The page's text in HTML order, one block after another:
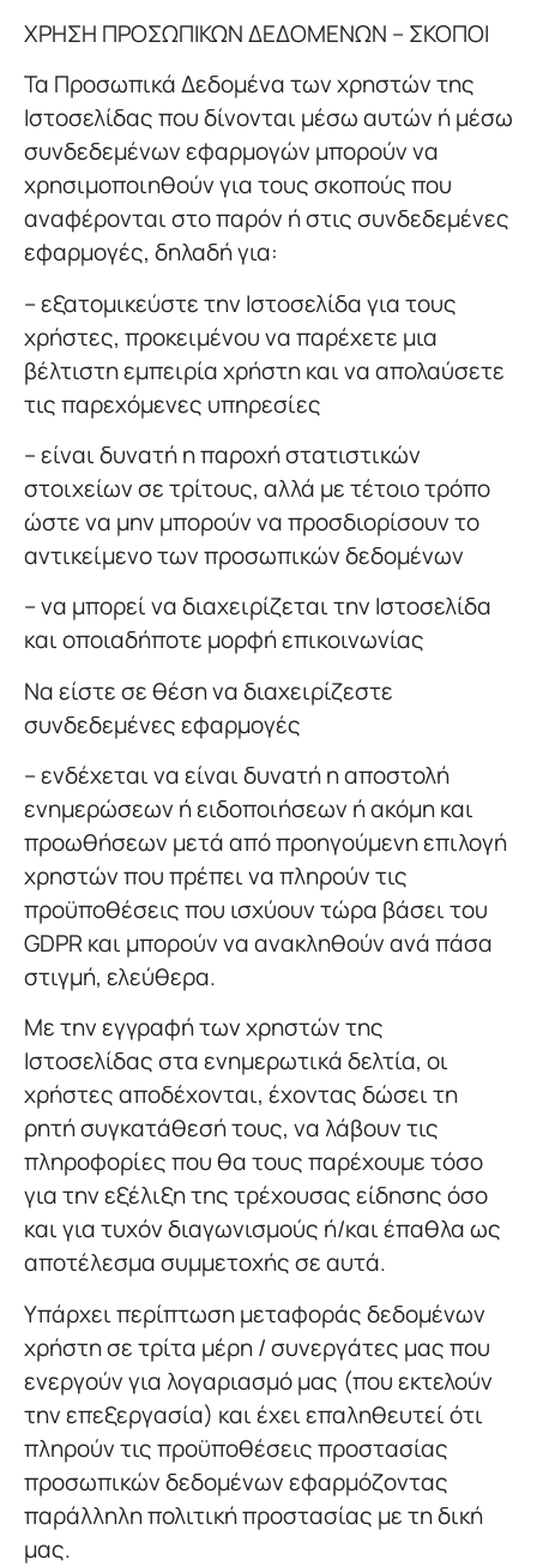
ΧΡΗΣΗ ΠΡΟΣΩΠΙΚΩΝ ΔΕΔΟΜΕΝΩΝ – ΣΚΟΠΟΙ
Τα Προσωπικά Δεδομένα των χρηστών της
Ιστοσελίδας που δίνονται μέσω αυτών ή μέσω
συνδεδεμένων εφαρμογών μπορούν να
χρησιμοποιηθούν για τους σκοπούς που
αναφέρονται στο παρόν ή στις συνδεδεμένες
εφαρμογές, δηλαδή για:
– εξατομικεύστε την Ιστοσελίδα για τους
χρήστες, προκειμένου να παρέχετε μια
βέλτιστη εμπειρία χρήστη και να απολαύσετε
τις παρεχόμενες υπηρεσίες
– είναι δυνατή η παροχή στατιστικών
στοιχείων σε τρίτους, αλλά με τέτοιο τρόπο
ώστε να μην μπορούν να προσδιορίσουν το
αντικείμενο των προσωπικών δεδομένων
– να μπορεί να διαχειρίζεται την Ιστοσελίδα
και οποιαδήποτε μορφή επικοινωνίας
Να είστε σε θέση να διαχειρίζεστε
συνδεδεμένες εφαρμογές
– ενδέχεται να είναι δυνατή η αποστολή
ενημερώσεων ή ειδοποιήσεων ή ακόμη και
προωθήσεων μετά από προηγούμενη επιλογή
χρηστών που πρέπει να πληρούν τις
προϋποθέσεις που ισχύουν τώρα βάσει του
GDPR και μπορούν να ανακληθούν ανά πάσα
στιγμή, ελεύθερα.
Με την εγγραφή των χρηστών της
Ιστοσελίδας στα ενημερωτικά δελτία, οι
χρήστες αποδέχονται, έχοντας δώσει τη
ρητή συγκατάθεσή τους, να λάβουν τις
πληροφορίες που θα τους παρέχουμε τόσο
για την εξέλιξη της τρέχουσας είδησης όσο
και για τυχόν διαγωνισμούς ή/και έπαθλα ως
αποτέλεσμα συμμετοχής σε αυτά.
Υπάρχει περίπτωση μεταφοράς δεδομένων
χρήστη σε τρίτα μέρη / συνεργάτες μας που
ενεργούν για λογαριασμό μας (που εκτελούν
την επεξεργασία) και έχει επαληθευτεί ότι
πληρούν τις προϋποθέσεις προστασίας
προσωπικών δεδομένων εφαρμόζοντας
παράλληλη πολιτική προστασίας με τη δική
μας.